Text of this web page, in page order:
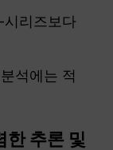
리즈보다
석에는 적
추론 및